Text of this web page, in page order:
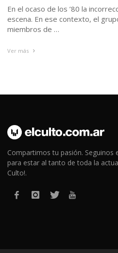
En el ocaso de los ’80 la
escena. En ese contexto, el
miembros de …
Ver más
Compartimos tu pasión. Seguinos
para estar al tanto de toda la
Culto!.